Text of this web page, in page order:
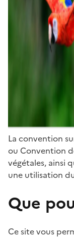
La convention
ou Convention
végétales, ainsi
une utilisation
Que
Ce site vous